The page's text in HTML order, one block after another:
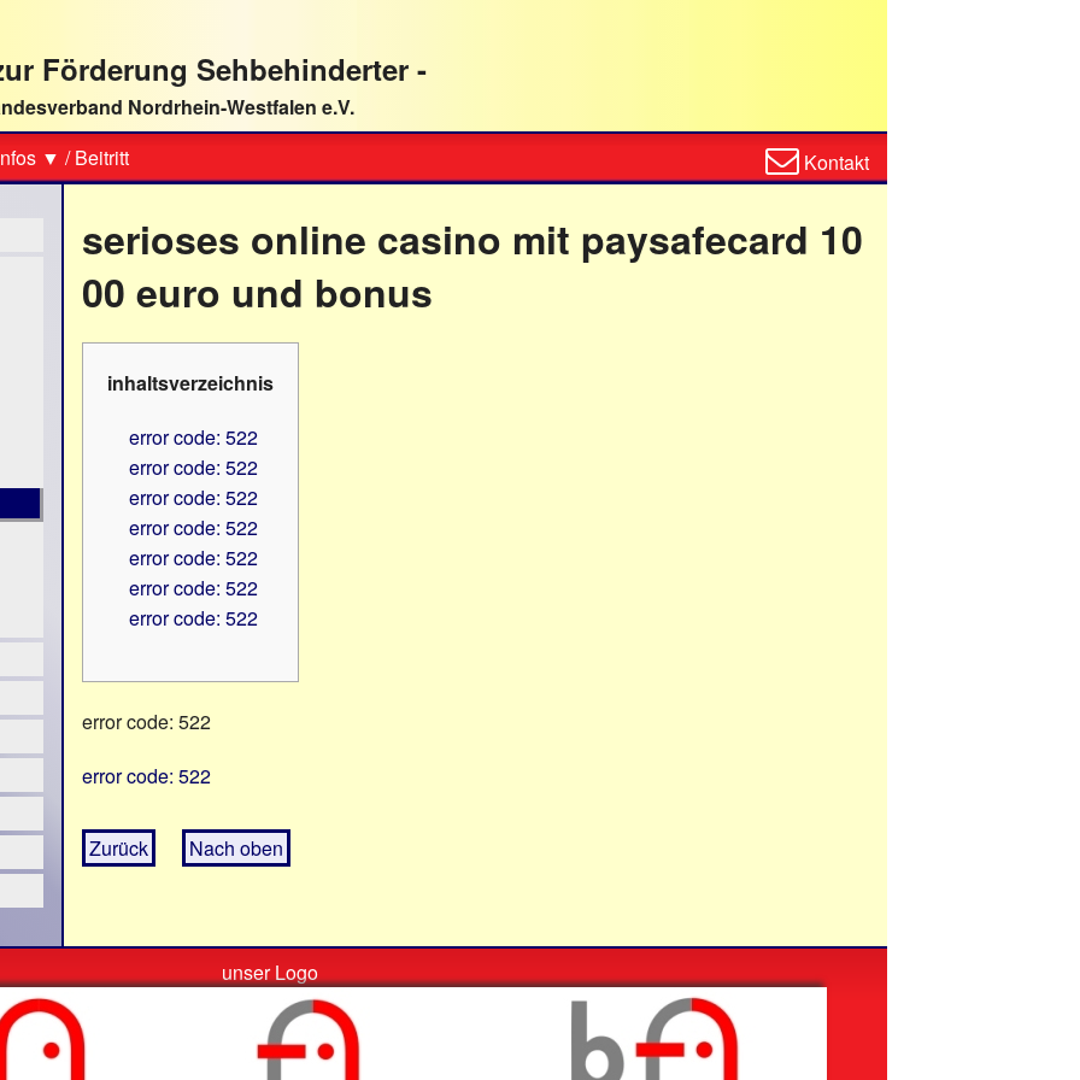
Förderung Sehbehinderter -
Nordrhein-Westfalen e.V.
▼ /Beitritt
Kontaktformular
Kontakt
serioses online casino mit paysafecard 10
00 euro und bonus
inhaltsverzeichnis
error code: 522
error code: 522
error code: 522
error code: 522
error code: 522
error code: 522
error code: 522
error code: 522
error code: 522
Zurück Nach oben
unser Logo